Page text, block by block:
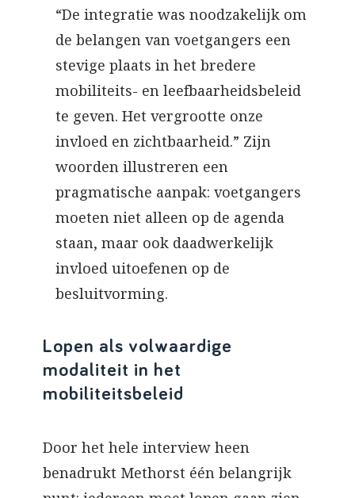
“De integratie was noodzakelijk om
de belangen van voetgangers een
stevige plaats in het bredere
mobiliteits- en leefbaarheidsbeleid
te geven. Het vergrootte onze
invloed en zichtbaarheid.” Zijn
woorden illustreren een
pragmatische aanpak: voetgangers
moeten niet alleen op de agenda
staan, maar ook daadwerkelijk
invloed uitoefenen op de
besluitvorming.
Lopen als volwaardige
modaliteit in het
mobiliteitsbeleid
Door het hele interview heen
benadrukt Methorst één belangrijk